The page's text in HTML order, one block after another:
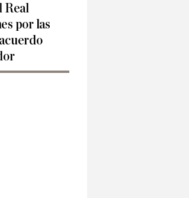
por las